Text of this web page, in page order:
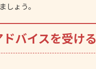
しょう。
バイスを受ける